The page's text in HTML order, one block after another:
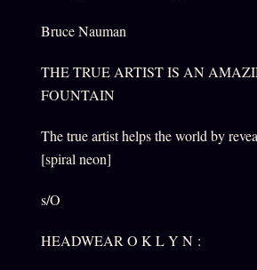
Bruce Nauman
THE TRUE ARTIST IS AN
FOUNTAIN
The true artist helps the world by
[spiral neon]
s/O
HEADWEAR O K L Y N :